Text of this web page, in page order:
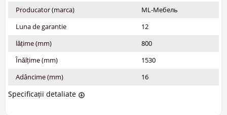
Producator (marca)
ML-Мебель
Luna de garantie
12
lățime (mm)
800
Înălțime (mm)
1530
Adâncime (mm)
16
Specificații detaliate